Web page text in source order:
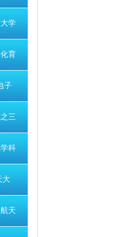
学
育
子
三
科
大
天